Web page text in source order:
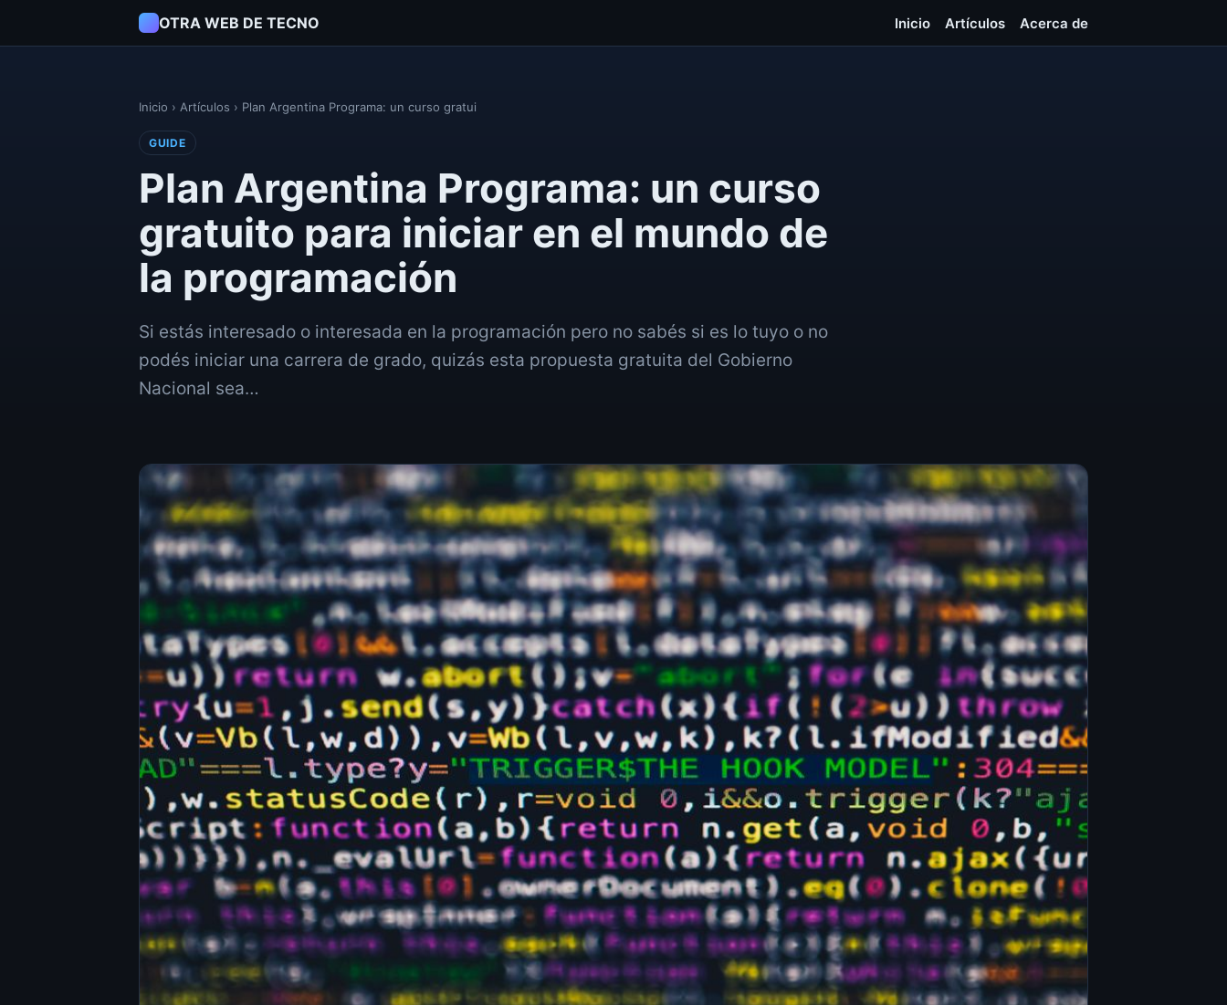
OTRA WEB DE TECNO Inicio Artículos Acerca de
Inicio › Artículos › Plan Argentina Programa: un curso gratui
GUIDE
Plan Argentina Programa: un curso
gratuito para iniciar en el mundo de
la programación
Si estás interesado o interesada en la programación pero no sabés si es lo tuyo o no
podés iniciar una carrera de grado, quizás esta propuesta gratuita del Gobierno
Nacional sea…